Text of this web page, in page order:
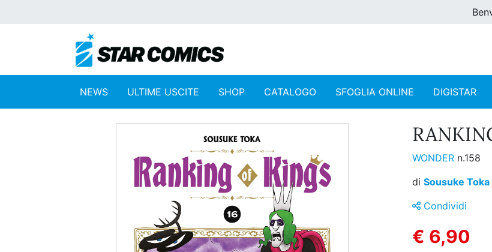
NEWS ULTIME USCITE SHOP CATALOGO SFOGLIA ONLINE DIGISTAR
WONDER n.158
di Sousuke Toka
Condividi
€ 6,90